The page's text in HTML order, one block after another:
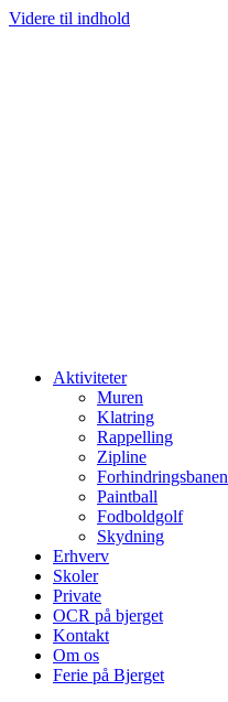
Videre til indhold
Aktiviteter
Muren
Klatring
Rappelling
Zipline
Forhindringsbanen
Paintball
Fodboldgolf
Skydning
Erhverv
Skoler
Private
OCR på bjerget
Kontakt
Om os
Ferie på Bjerget